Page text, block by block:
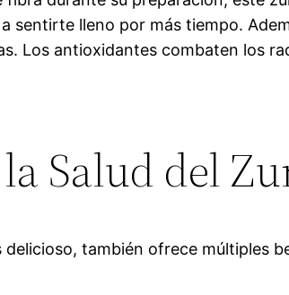
sentirte lleno por más tiempo.
Los antioxidantes combaten los
Salud del
también ofrece múltiples